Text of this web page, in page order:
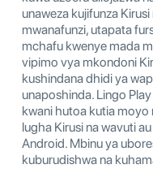
unaweza kujifunza
mwanafunzi, utapata
mchafu kwenye mada
vipimo vya mkondoni
kushindana dhidi ya
unaposhinda. Lingo
kwani hutoa kutia
lugha Kirusi na wavuti
Android. Mbinu ya
kuburudishwa na